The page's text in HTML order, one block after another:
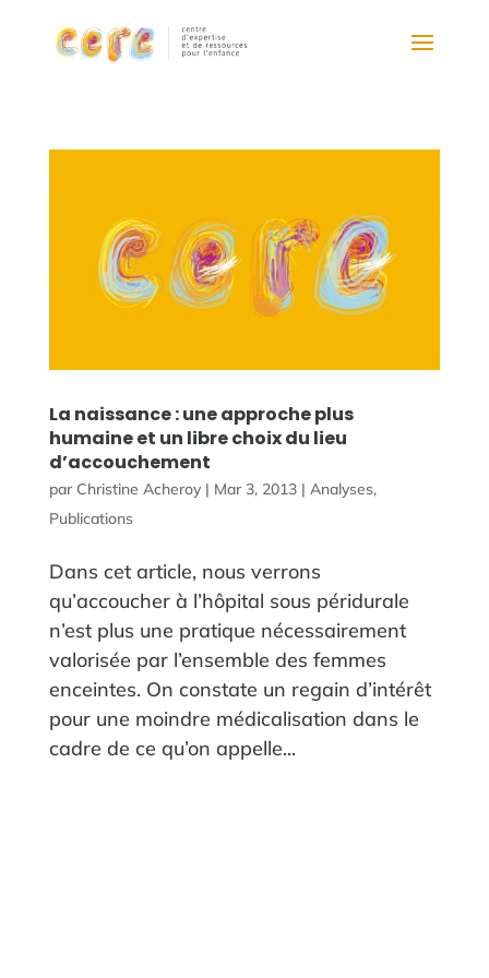
La naissance : une approche plus
humaine et un libre choix du lieu
d’accouchement
par Christine Acheroy| Mar 3, 2013| Analyses,
Publications
Dans cet article, nous verrons
qu’accoucher à l’hôpital sous péridurale
n’est plus une pratique nécessairement
valorisée par l’ensemble des femmes
enceintes. On constate un regain d’intérêt
pour une moindre médicalisation dans le
cadre de ce qu’on appelle...